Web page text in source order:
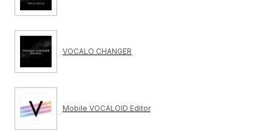
VOCALO CHANGER
Mobile VOCALOID Editor